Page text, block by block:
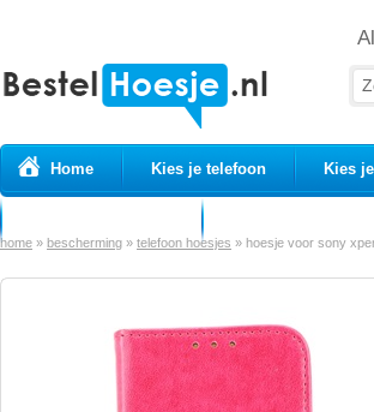
Home Kies je telefoon Kies
home » bescherming » telefoon hoesjes » hoesje voor sony